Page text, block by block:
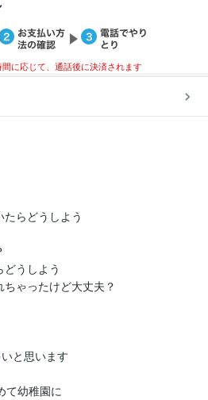
に応じて、通話後に決済されます
らどうしよう
うしよう
ゃったけど大丈夫？
と思います
て幼稚園に